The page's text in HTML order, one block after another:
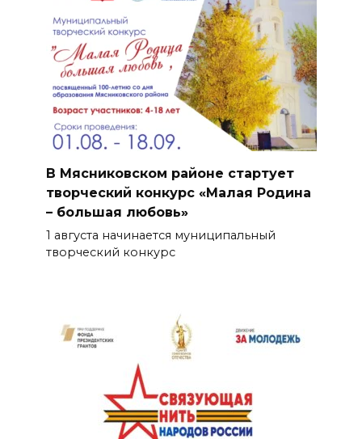
В Мясниковском районе стартует
творческий конкурс «Малая Родина
– большая любовь»
1 августа начинается муниципальный
творческий конкурс